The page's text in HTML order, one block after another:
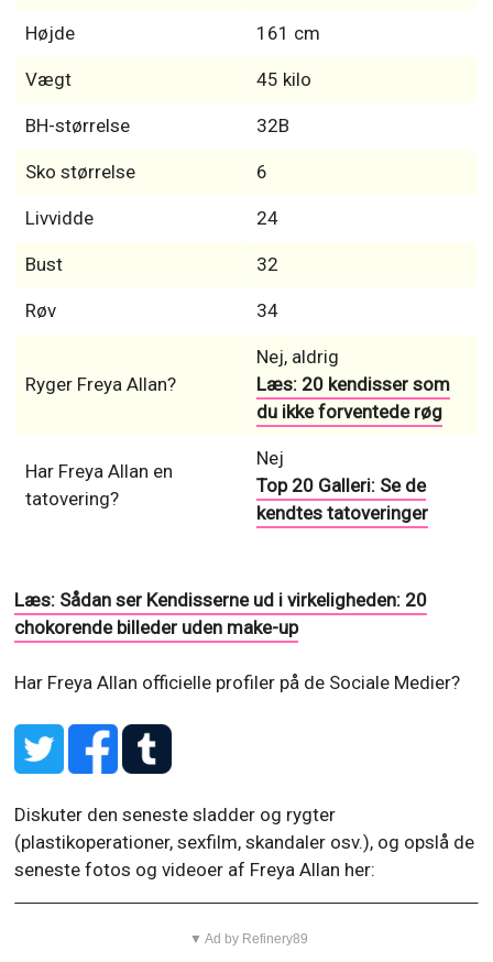
Højde 161 cm
Vægt 45 kilo
BH-størrelse 32B
Sko størrelse 6
Livvidde 24
Bust 32
Røv 34
Ryger Freya Allan?
Nej, aldrig
Læs: 20 kendisser som
du ikke forventede røg
Har Freya Allan en
tatovering?
Nej
Top 20 Galleri: Se de
kendtes tatoveringer
Læs: Sådan ser Kendisserne ud i virkeligheden: 20
chokorende billeder uden make-up
Har Freya Allan officielle profiler på de Sociale Medier?
Diskuter den seneste sladder og rygter
(plastikoperationer, sexfilm, skandaler osv.), og opslå de
seneste fotos og videoer af Freya Allan her:
▼ Ad by Refinery89